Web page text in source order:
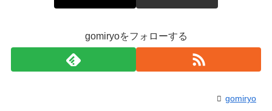
gomiryoをフォローする
gomiryo